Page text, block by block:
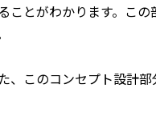
ことがわかります。こ
、このコンセプト設計